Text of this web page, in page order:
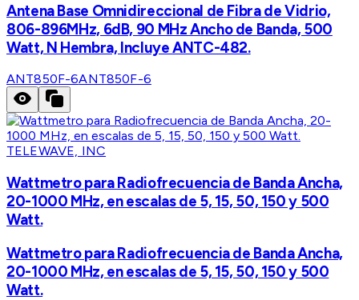
Antena Base Omnidireccional de Fibra de Vidrio,
806-896MHz, 6dB, 90 MHz Ancho de Banda, 500
Watt, N Hembra, Incluye ANTC-482.
ANT850F-6ANT850F-6
TELEWAVE, INC
Wattmetro para Radiofrecuencia de Banda Ancha,
20-1000 MHz, en escalas de 5, 15, 50, 150 y 500
Watt.
Wattmetro para Radiofrecuencia de Banda Ancha,
20-1000 MHz, en escalas de 5, 15, 50, 150 y 500
Watt.